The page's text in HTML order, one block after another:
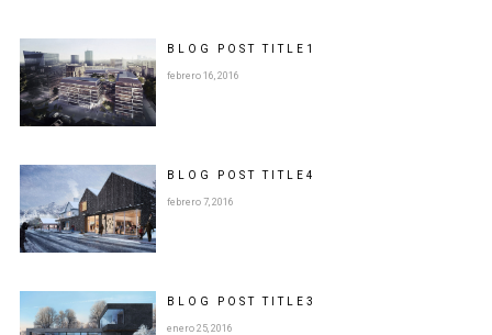
BLOG POSTTITLE 1
febrero 16, 2016
BLOG POSTTITLE 4
febrero 7, 2016
BLOG POSTTITLE 3
enero 25, 2016